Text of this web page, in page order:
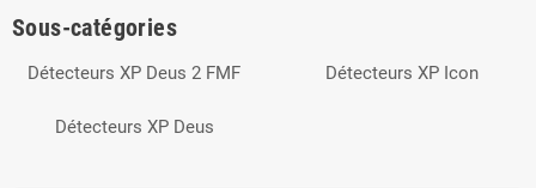
Sous-catégories
Détecteurs XP Deus 2 FMF Détecteurs XP Icon
Détecteurs XP Deus